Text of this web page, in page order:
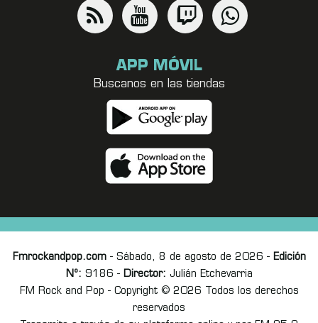
APP MÓVIL
Buscanos en las tiendas
Fmrockandpop.com- Sábado, 8 de agosto de 2026 - Edición
Nº: 9186 - Director: Julián Etchevarria
FM Rock and Pop - Copyright © 2026 Todos los derechos
reservados